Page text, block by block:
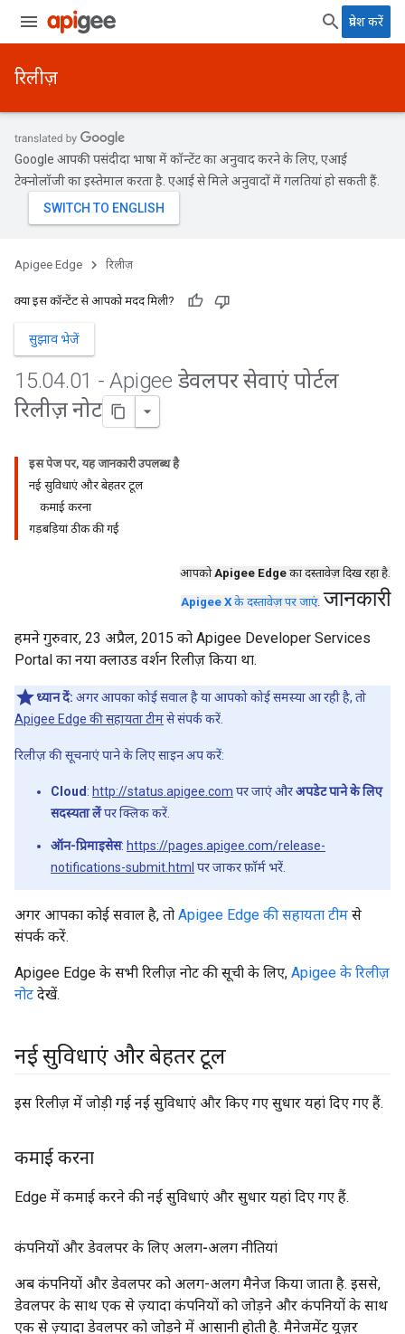
प्रवेश करें
रिलीज़
Google आपकी पसंदीदा भाषा में कॉन्टेंट का अनुवाद करने के लिए, एआई
टेक्नोलॉजी का इस्तेमाल करता है. एआई से मिले अनुवादों में गलतियां हो सकती हैं.
Apigee Edge रिलीज़
क्या इस कॉन्टेंट से आपको मदद मिली?
सुझाव भेजें
15.04.01 - Apigee डेवलपर सेवाएं पोर्टल
रिलीज़ नोट
इस पेज पर, यह जानकारी उपलब्ध है
नई सुविधाएं और बेहतर टूल
कमाई करना
गड़बड़ियां ठीक की गईं
आपकोApigee Edge का दस्तावेज़ दिख रहा है.
Apigee X के दस्तावेज़ पर जाएं. जानकारी
हमने गुरुवार, 23 अप्रैल, 2015 को Apigee Developer Services
Portal का नया क्लाउड वर्शन रिलीज़ किया था.
ध्यान दें: अगर आपका कोई सवाल है या आपको कोई समस्या आ रही है, तो
Apigee Edge की सहायता टीमसे संपर्क करें.
रिलीज़ की सूचनाएं पाने के लिए साइन अप करें:
Cloud : http://status.apigee.com पर जाएं औरअपडेट पाने के लिए
सदस्यता लेंपर क्लिक करें.
ऑन-प्रिमाइसेस: https://pages.apigee.com/release-
notifications-submit.html पर जाकर फ़ॉर्म भरें.
अगर आपका कोई सवाल है, तो Apigee Edge की सहायता टीम से
संपर्क करें.
Apigee Edge के सभी रिलीज़ नोट की सूची के लिए, Apigee के रिलीज़
नोट देखें.
नई सुविधाएं और बेहतर टूल
इस रिलीज़ में जोड़ी गई नई सुविधाएं और किए गए सुधार यहां दिए गए हैं.
कमाई करना
Edge में कमाई करने की नई सुविधाएं और सुधार यहां दिए गए हैं.
कंपनियों और डेवलपर के लिए अलग-अलग नीतियां
अब कंपनियों और डेवलपर को अलग-अलग मैनेज किया जाता है. इससे,
डेवलपर के साथ एक से ज़्यादा कंपनियों को जोड़ने और कंपनियों के साथ
एक से ज़्यादा डेवलपर को जोड़ने में आसानी होती है. मैनेजमेंट यूज़र